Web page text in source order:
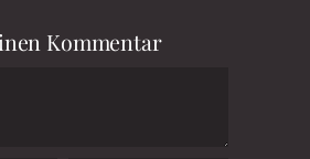
Kommentar